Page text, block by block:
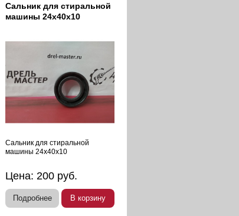
Сальник для стиральной
машины 24х40х10
Сальник для стиральной
машины 24х40х10
Цена: 200 руб.
Подробнее В корзину